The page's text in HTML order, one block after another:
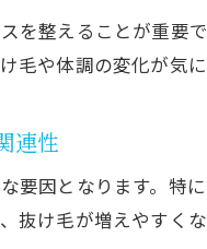
抜け毛対策で
抜け毛対
抜け毛対
抜け毛と
を整えることが重要
毛や体調の変化が気
連性
要因となります。特
抜け毛が増えやすくな